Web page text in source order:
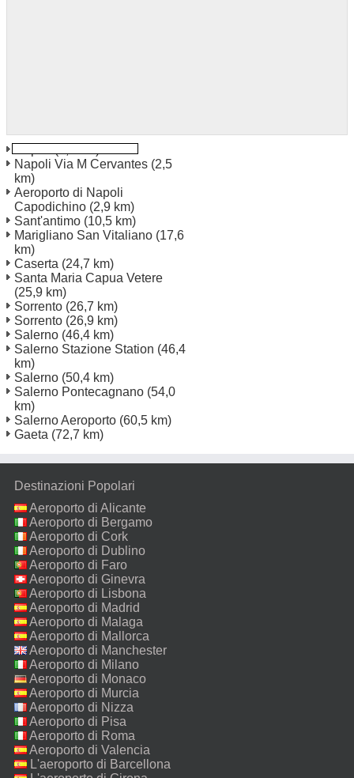
Napoli(2,0 km)
Napoli Via M Cervantes (2,5
km)
Aeroporto di Napoli
Capodichino (2,9 km)
Sant'antimo (10,5 km)
Marigliano San Vitaliano (17,6
km)
Caserta (24,7 km)
Santa Maria Capua Vetere
(25,9 km)
Sorrento (26,7 km)
Sorrento (26,9 km)
Salerno (46,4 km)
Salerno Stazione Station (46,4
km)
Salerno (50,4 km)
Salerno Pontecagnano (54,0
km)
Salerno Aeroporto (60,5 km)
Gaeta (72,7 km)
Destinazioni Popolari
Aeroporto di Alicante
Aeroporto di Bergamo
Aeroporto di Cork
Aeroporto di Dublino
Aeroporto di Faro
Aeroporto di Ginevra
Aeroporto di Lisbona
Aeroporto di Madrid
Aeroporto di Malaga
Aeroporto di Mallorca
Aeroporto di Manchester
Aeroporto di Milano
Malpensa
Aeroporto di Monaco
Aeroporto di Murcia
Aeroporto di Nizza
Aeroporto di Pisa
Aeroporto di Roma
Fiumicino
Aeroporto di Valencia
L'aeroporto di Barcellona